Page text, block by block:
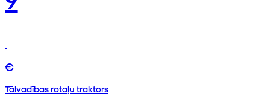
€
Tālvadības rotaļu traktors